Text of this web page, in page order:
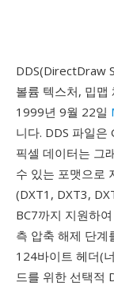
DDS(DirectDraw
볼륨 텍스처, 밉맵
1999년 9월 22일
니다. DDS 파일
픽셀 데이터는 그
수 있는 포맷으로
(DXT1, DXT3,
BC7까지 지원하
측 압축 해제 단계
124바이트 헤더(
드를 위한 선택적